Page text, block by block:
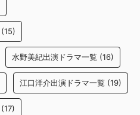
(15)
水野美紀出演ドラマ一覧 (16)
江口洋介出演ドラマ一覧 (19)
(17)